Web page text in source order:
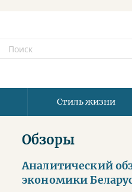
Стиль жизни
Обзоры
Аналитический
экономики